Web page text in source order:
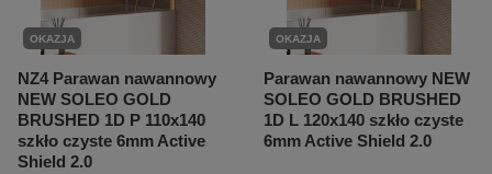
OKAZJA
NZ4 Parawan nawannowy
NEW SOLEO GOLD
BRUSHED 1D P 110x140
szkło czyste 6mm Active
Shield 2.0
OKAZJA
Parawan nawannowy NEW
SOLEO GOLD BRUSHED
1D L 120x140 szkło czyste
6mm Active Shield 2.0